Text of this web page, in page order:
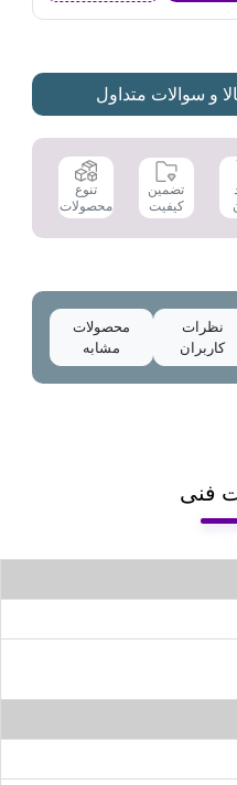
عدد
سوالات متداول
تضمین
کیفیت
تنوع
محصولات
نظرات
کاربران
محصولات
مشابه